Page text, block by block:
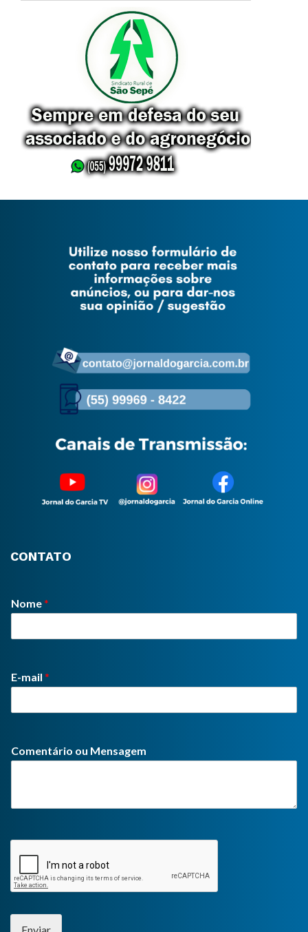
CONTATO
Nome*
E-mail *
Comentário ou Mensagem